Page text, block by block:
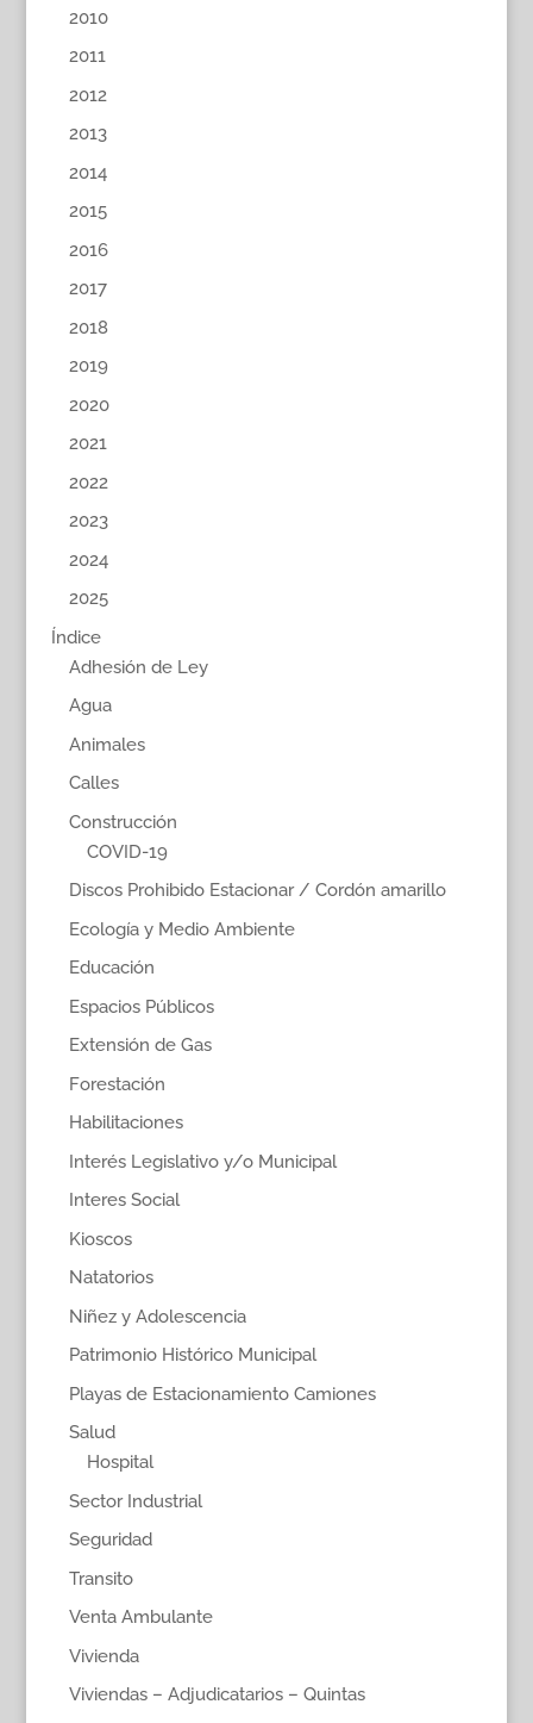
2010
2011
2012
2013
2014
2015
2016
2017
2018
2019
2020
2021
2022
2023
2024
2025
Índice
Adhesión de Ley
Agua
Animales
Calles
Construcción
COVID-19
Discos Prohibido Estacionar / Cordón amarillo
Ecología y Medio Ambiente
Educación
Espacios Públicos
Extensión de Gas
Forestación
Habilitaciones
Interés Legislativo y/o Municipal
Interes Social
Kioscos
Natatorios
Niñez y Adolescencia
Patrimonio Histórico Municipal
Playas de Estacionamiento Camiones
Salud
Hospital
Sector Industrial
Seguridad
Transito
Venta Ambulante
Vivienda
Viviendas – Adjudicatarios – Quintas